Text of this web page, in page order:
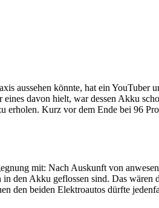
aussehen könnte, hat ein YouTuber
davon hielt, war dessen Akku
Kurz vor dem Ende bei 96
mit: Nach Auskunft von
Akku geflossen sind. Das
den beiden Elektroautos dürfte